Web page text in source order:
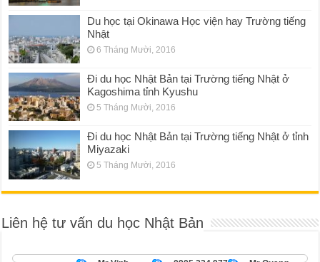
Du học tại Okinawa Học viện hay Trường tiếng
Nhật
6 Tháng Mười, 2016
Đi du học Nhật Bản tại Trường tiếng Nhật ở
Kagoshima tỉnh Kyushu
5 Tháng Mười, 2016
Đi du học Nhật Bản tại Trường tiếng Nhật ở tỉnh
Miyazaki
5 Tháng Mười, 2016
Liên hệ tư vấn du học Nhật Bản